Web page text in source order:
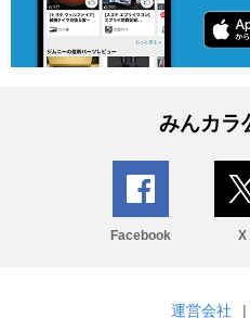
みんカラ
Facebook X
運営会社 |